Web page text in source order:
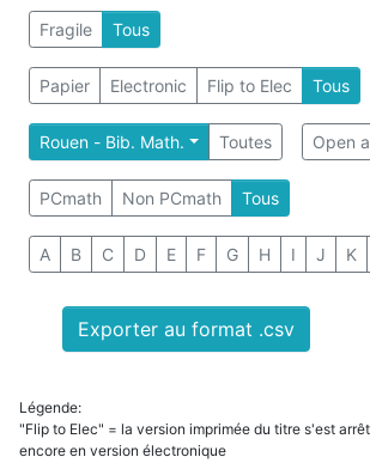
Fragile Tous
Papier Electronic Flip to Elec Tous
Rouen - Bib. Math. Toutes Open
PCmath Non PCmath Tous
A B C D E F G H I J K
Exporter au format .csv
Légende:
"Flip to Elec" = la version imprimée du titre s'est
encore en version électronique